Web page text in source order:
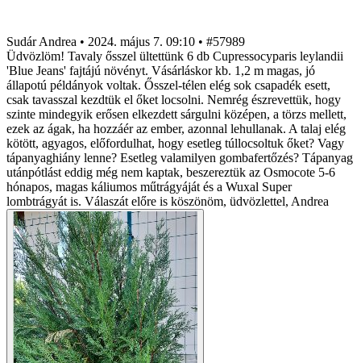
Sudár Andrea • 2024. május 7. 09:10 • #57989
Üdvözlöm! Tavaly ősszel ültettünk 6 db Cupressocyparis leylandii
'Blue Jeans' fajtájú növényt. Vásárláskor kb. 1,2 m magas, jó
állapotú példányok voltak. Ősszel-télen elég sok csapadék esett,
csak tavasszal kezdtük el őket locsolni. Nemrég észrevettük, hogy
szinte mindegyik erősen elkezdett sárgulni középen, a törzs mellett,
ezek az ágak, ha hozzáér az ember, azonnal lehullanak. A talaj elég
kötött, agyagos, előfordulhat, hogy esetleg túllocsoltuk őket? Vagy
tápanyaghiány lenne? Esetleg valamilyen gombafertőzés? Tápanyag
utánpótlást eddig még nem kaptak, beszereztük az Osmocote 5-6
hónapos, magas káliumos műtrágyáját és a Wuxal Super
lombtrágyát is. Válaszát előre is köszönöm, üdvözlettel, Andrea